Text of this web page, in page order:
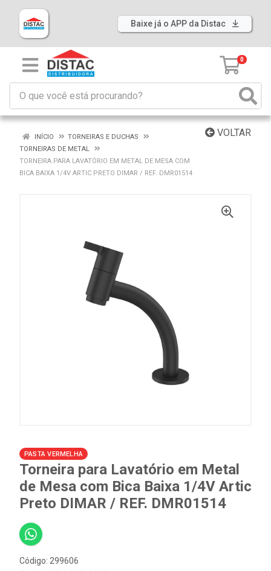
Baixe já o APP da Distac
0
VOLTAR
INÍCIO
TORNEIRAS E DUCHAS
TORNEIRAS DE METAL
TORNEIRA PARA LAVATÓRIO EM METAL DE MESA COM
BICA BAIXA 1/4V ARTIC PRETO DIMAR / REF. DMR01514
PASTA VERMELHA
Torneira para Lavatório em Metal
de Mesa com Bica Baixa 1/4V Artic
Preto DIMAR / REF. DMR01514
Código: 299606